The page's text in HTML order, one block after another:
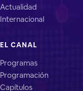
Actualidad
Internacional
EL CANAL
Programas
Programación
Capítulos